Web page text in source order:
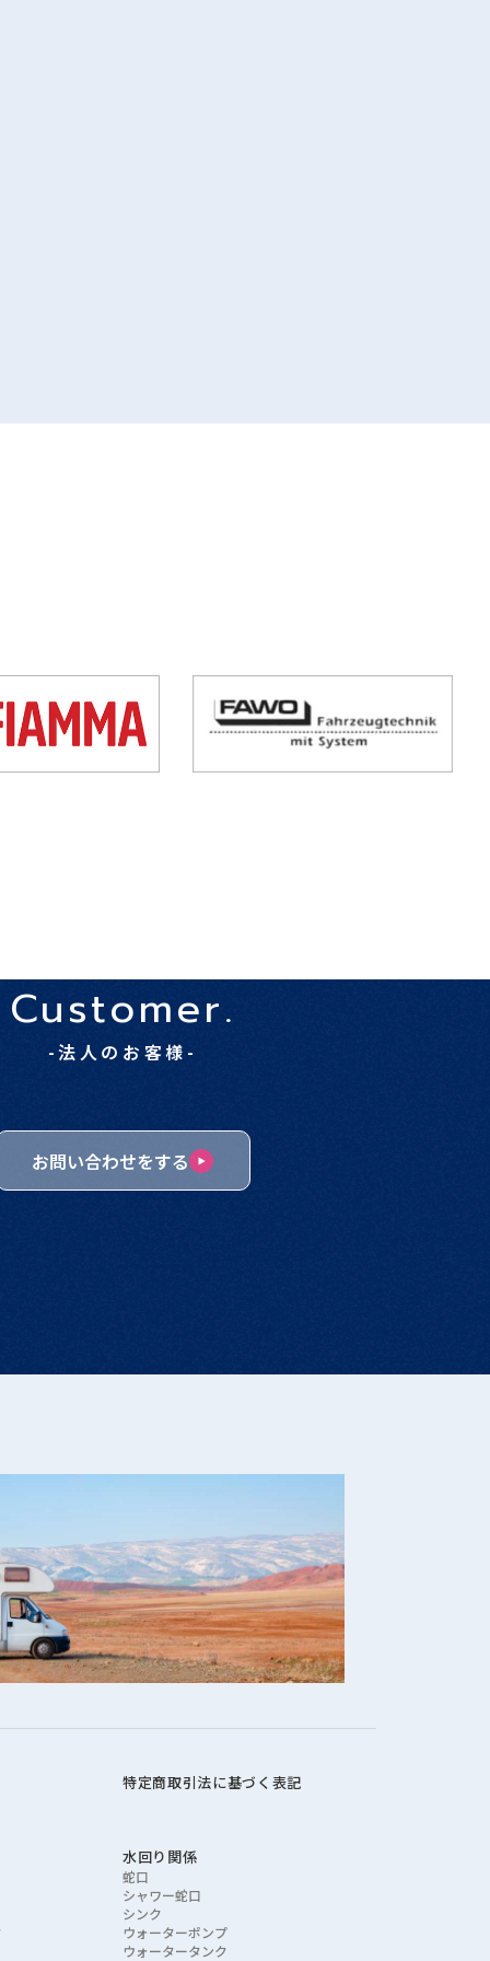
Customer.
-法人のお客様-
お問い合わせをする
特定商取引法に基づく表記
水回り関係
蛇口
シャワー蛇口
シンク
ウォーターポンプ
ウォータータンク